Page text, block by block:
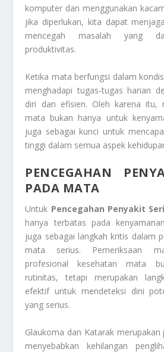
komputer dan menggunakan
jika diperlukan, kita dapat
mencegah masalah yang
produktivitas.
Ketika mata berfungsi dalam
menghadapi tugas-tugas harian
diri dan efisien. Oleh karena itu,
mata bukan hanya untuk
juga sebagai kunci untuk
tinggi dalam semua aspek
PENCEGAHAN
PADA MATA
Untuk Pencegahan Penyakit
hanya terbatas pada
juga sebagai langkah kritis dalam
mata serius. Pemeriksaan
profesional kesehatan mata
rutinitas, tetapi merupakan
efektif untuk mendeteksi dini
yang serius.
Glaukoma dan Katarak
menyebabkan kehilangan